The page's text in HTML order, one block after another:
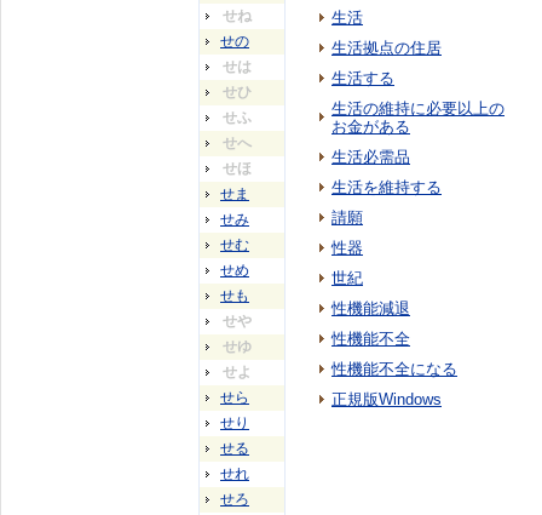
せね
せの
せは
せひ
せふ
せへ
せほ
せま
せみ
せむ
せめ
せも
せや
せゆ
せよ
せら
せり
せる
せれ
せろ
生活
生活拠点の住居
生活する
生活の維持に必要以上の
お金がある
生活必需品
生活を維持する
請願
性器
世紀
性機能減退
性機能不全
性機能不全になる
正規版Windows